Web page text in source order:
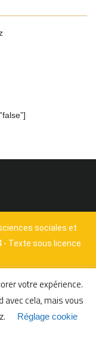
sociales et
- Texte sous licence
votre expérience.
avec cela, mais vous
Réglage cookie